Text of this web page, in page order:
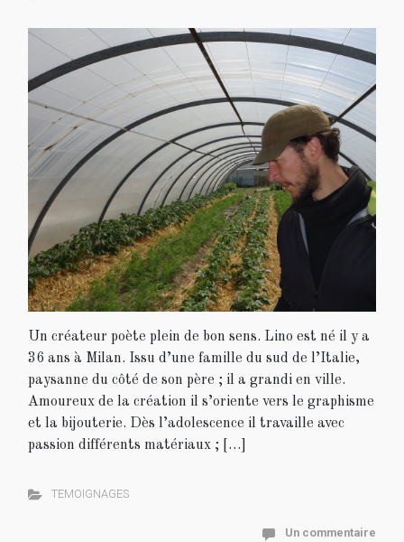
Un créateur poète plein de bon sens. Lino est né il y a
36 ans à Milan. Issu d’une famille du sud de l’Italie,
paysanne du côté de son père ; il a grandi en ville.
Amoureux de la création il s’oriente vers le graphisme
et la bijouterie. Dès l’adolescence il travaille avec
passion différents matériaux ; […]
TEMOIGNAGES
Un commentaire